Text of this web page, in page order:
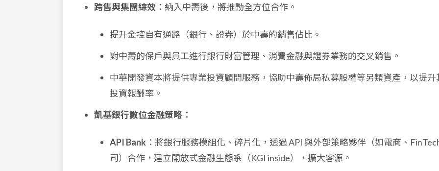
跨售與集團綜效 ：納入中壽後，將推動全方位合作。
提升金控自有通路（銀行、證券）於中壽的銷售佔比。
對中壽的保戶與員工進行銀行財富管理、消費金融與證券業務的交叉銷售。
中華開發資本將提供專業投資顧問服務，協助中壽佈局私募股權等另類資產，以提升
投資報酬率。
凱基銀行數位金融策略 ：
API Bank ：將銀行服務模組化、碎片化，透過 API 與外部策略夥伴（如電商、
司）合作，建立開放式金融生態系（KGI inside），擴大客源。